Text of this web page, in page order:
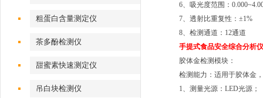
粗蛋白含量测定仪
茶多酚检测仪
甜蜜素快速测定仪
吊白块检测仪
6、吸光度范围：
7、透射比重复性：±1%
8、检测通道：12通道
手提式食品安全综合分析仪
胶体金检测模块：
检测能力：适用于胶体金
1、测量光源：LED光源；